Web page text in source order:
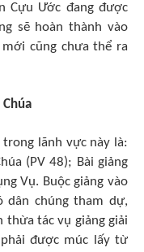
Cựu Ước đang được
sẽ hoàn thành vào
cũng chưa thể ra
trong lãnh vực này là:
(PV 48); Bài giảng
Vụ. Buộc giảng vào
dân chúng tham dự,
thừa tác vụ giảng giải
được múc lấy từ